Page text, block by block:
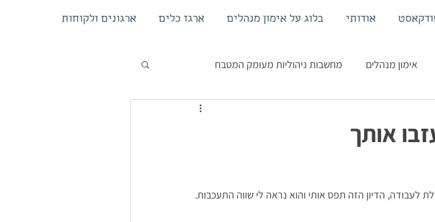
אודותי בלוג על אימון מנהלים ארגז כלים ארגונים ולקוחות
אימון מנהלים מחשבות ניהוליות מעומק המטבח
אותך
לעבודה, הדיון הזה תפס אותי והוא נראה לי שווה התעכבות.